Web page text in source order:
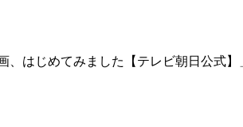
、はじめてみました【テレビ朝日公式